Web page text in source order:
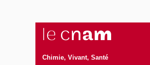
Chimie, Vivant, Santé